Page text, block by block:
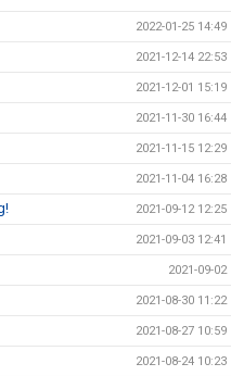
2022-01-25 14:49
2021-12-14 22:53
2021-12-01 15:19
2021-11-30 16:44
2021-11-15 12:29
2021-11-04 16:28
2021-09-12 12:25
2021-09-03 12:41
2021-09-02
2021-08-30 11:22
2021-08-27 10:59
2021-08-24 10:23